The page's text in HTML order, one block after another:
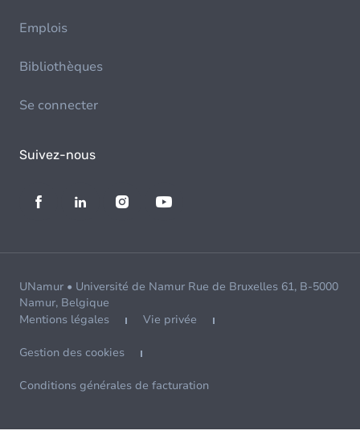
Emplois
Bibliothèques
Se connecter
Suivez-nous
UNamur • Université de Namur Rue de Bruxelles 61, B-5000
Namur, Belgique
Mentions légales
Vie privée
Gestion des cookies
Conditions générales de facturation